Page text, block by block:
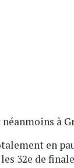
à
en
32e de